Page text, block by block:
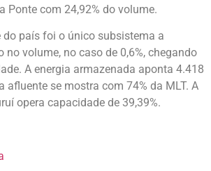
Ponte com 24,92% do volume.
do país foi o único subsistema a
no volume, no caso de 0,6%, chegando
A energia armazenada aponta 4.418
afluente se mostra com 74% da MLT. A
opera capacidade de 39,39%.